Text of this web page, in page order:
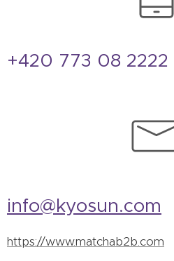
+420 773 08 2222
info@kyosun.com
https://www.matchab2b.com